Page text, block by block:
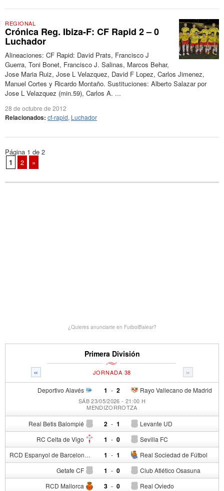
REGIONAL
Crónica Reg. Ibiza-F: CF Rapid 2 – 0
Luchador
Alineaciones: CF Rapid: David Prats, Francisco J
Guerra, Toni Bonet, Francisco J. Salinas, Marcos Behar,
Jose Maria Ruiz, Jose L Velazquez, David F Lopez, Carlos Jimenez,
Manuel Cortes y Ricardo Montaño. Sustituciones: Alberto Salazar por
Jose L Velazquez (min.59), Carlos A. ...
28 de octubre de 2012
Relacionados: cf-rapid, Luchador
Página 1 de 2
1
2 »
¿Quieres anunciarte en FutbolBalear?
Primera División
« »
JORNADA 38
Deportivo Alavés 1 - Rayo Vallecano de Madrid
2
SÁB 23/05/2026 - 21:00 H
MENDIZORROTZA
Real Betis Balompié 2 - Levante UD
1
RC Celta de Vigo 1 - Sevilla FC
0
RCD Espanyol de Barcelona 1 - Real Sociedad de Fútbol
1
Getafe CF 1 - Club Atlético Osasuna
0
RCD Mallorca 3 - Real Oviedo
0